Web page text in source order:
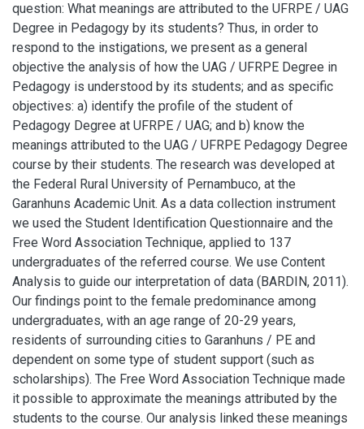
question: What meanings are attributed to the UFRPE / UAG
Degree in Pedagogy by its students? Thus, in order to
respond to the instigations, we present as a general
objective the analysis of how the UAG / UFRPE Degree in
Pedagogy is understood by its students; and as specific
objectives: a) identify the profile of the student of
Pedagogy Degree at UFRPE / UAG; and b) know the
meanings attributed to the UAG / UFRPE Pedagogy Degree
course by their students. The research was developed at
the Federal Rural University of Pernambuco, at the
Garanhuns Academic Unit. As a data collection instrument
we used the Student Identification Questionnaire and the
Free Word Association Technique, applied to 137
undergraduates of the referred course. We use Content
Analysis to guide our interpretation of data (BARDIN, 2011).
Our findings point to the female predominance among
undergraduates, with an age range of 20-29 years,
residents of surrounding cities to Garanhuns / PE and
dependent on some type of student support (such as
scholarships). The Free Word Association Technique made
it possible to approximate the meanings attributed by the
students to the course. Our analysis linked these meanings